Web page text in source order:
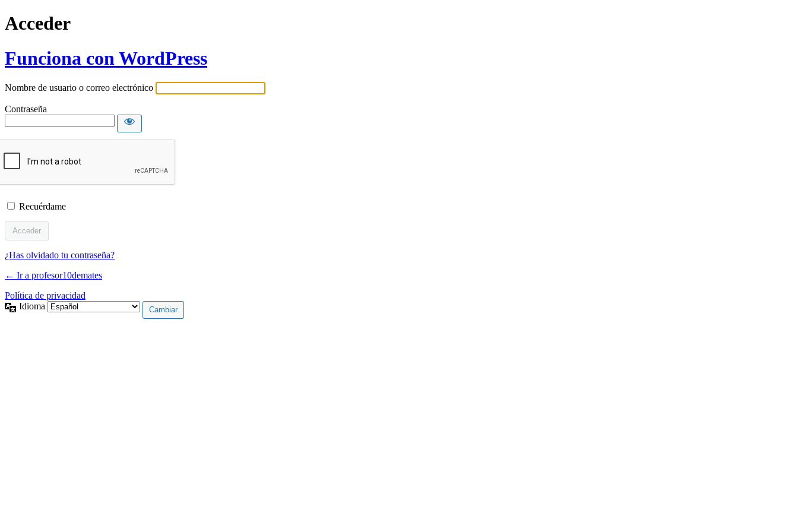
Acceder
Funciona con WordPress
Nombre de usuario o correo electrónico
Contraseña
Recuérdame
¿Has olvidado tu contraseña?
← Ir a profesor10demates
Política de privacidad
Idioma